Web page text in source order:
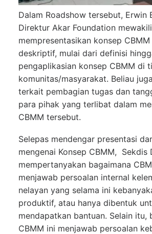
Dalam Roadshow tersebut, Erwin
Direktur Akar Foundation
mempresentasikan konsep CBMM
deskriptif, mulai dari definisi
pengaplikasian konsep CBMM di
komunitas/masyarakat. Beliau
terkait pembagian tugas dan
para pihak yang terlibat dalam
CBMM tersebut.
Selepas mendengar presentasi
mengenai Konsep CBMM, Sekdis
mempertanyakan bagaimana
menjawab persoalan internal
nelayan yang selama ini
produktif, atau hanya dibentuk
mendapatkan bantuan. Selain itu,
CBMM ini menjawab persoalan